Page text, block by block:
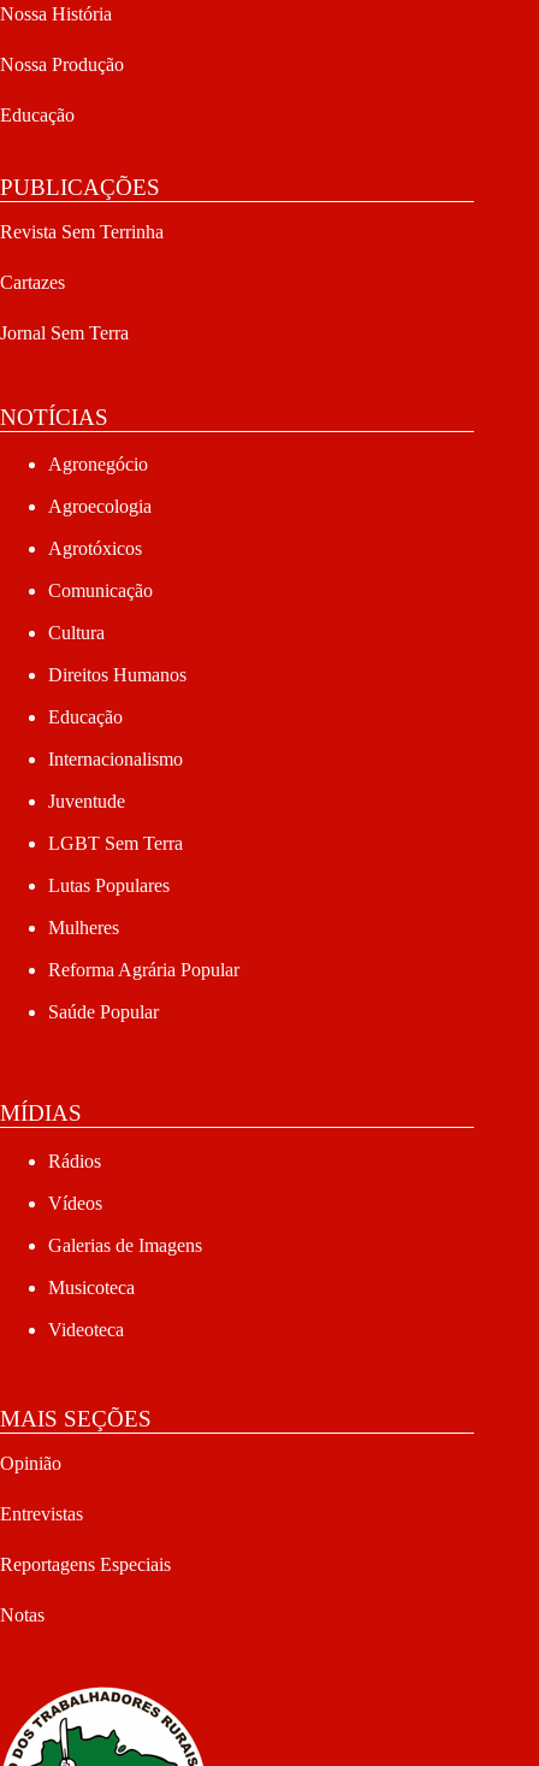
Nossa História
Nossa Produção
Educação
PUBLICAÇÕES
Revista Sem Terrinha
Cartazes
Jornal Sem Terra
NOTÍCIAS
Agronegócio
Agroecologia
Agrotóxicos
Comunicação
Cultura
Direitos Humanos
Educação
Internacionalismo
Juventude
LGBT Sem Terra
Lutas Populares
Mulheres
Reforma Agrária Popular
Saúde Popular
MÍDIAS
Rádios
Vídeos
Galerias de Imagens
Musicoteca
Videoteca
MAIS SEÇÕES
Opinião
Entrevistas
Reportagens Especiais
Notas